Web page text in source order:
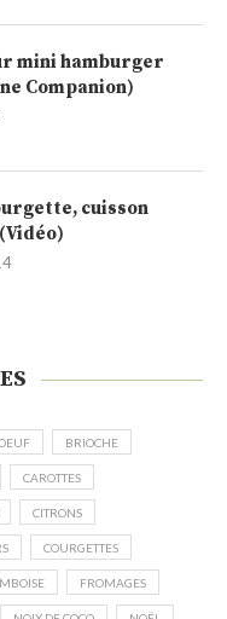
mini hamburger
Companion)
cuisson
BRIOCHE
CAROTTES
CITRONS
COURGETTES
FROMAGES